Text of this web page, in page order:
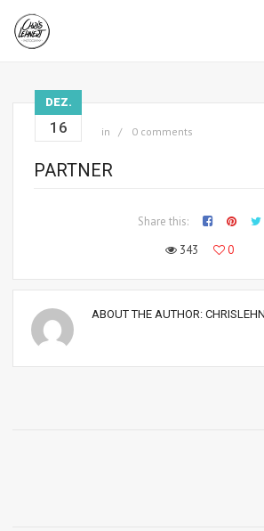
DEZ.
16 in 0 comments
PARTNER
Share this:
343
0
ABOUT THE AUTHOR: